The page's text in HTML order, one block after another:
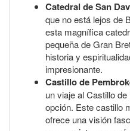
Catedral de San
que no está lejos de
esta magnífica
pequeña de Gran
historia y
impresionante.
Castillo de
un viaje al Castillo
opción. Este castillo
ofrece una visión